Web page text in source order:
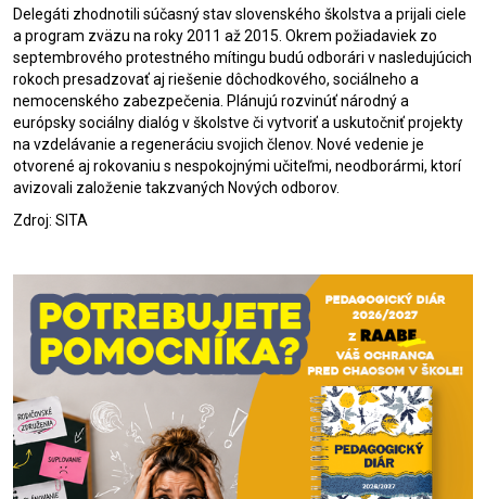
Delegáti zhodnotili súčasný stav slovenského školstva a prijali ciele
a program zväzu na roky 2011 až 2015. Okrem požiadaviek zo
septembrového protestného mítingu budú odborári v nasledujúcich
rokoch presadzovať aj riešenie dôchodkového, sociálneho a
nemocenského zabezpečenia. Plánujú rozvinúť národný a
európsky sociálny dialóg v školstve či vytvoriť a uskutočniť projekty
na vzdelávanie a regeneráciu svojich členov. Nové vedenie je
otvorené aj rokovaniu s nespokojnými učiteľmi, neodborármi, ktorí
avizovali založenie takzvaných Nových odborov.
Zdroj: SITA